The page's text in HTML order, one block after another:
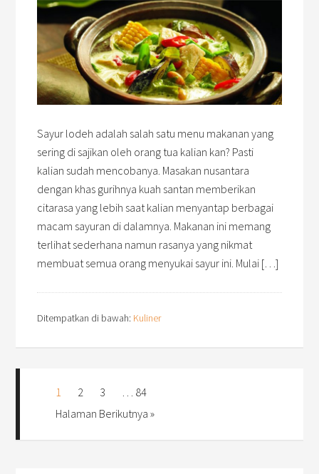
Sayur lodeh adalah salah satu menu makanan yang
sering di sajikan oleh orang tua kalian kan? Pasti
kalian sudah mencobanya. Masakan nusantara
dengan khas gurihnya kuah santan memberikan
citarasa yang lebih saat kalian menyantap berbagai
macam sayuran di dalamnya. Makanan ini memang
terlihat sederhana namun rasanya yang nikmat
membuat semua orang menyukai sayur ini. Mulai […]
Ditempatkan di bawah: Kuliner
1 2 3 … 84
Halaman Berikutnya »